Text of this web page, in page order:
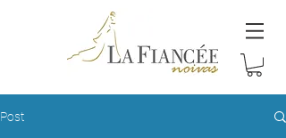
Post